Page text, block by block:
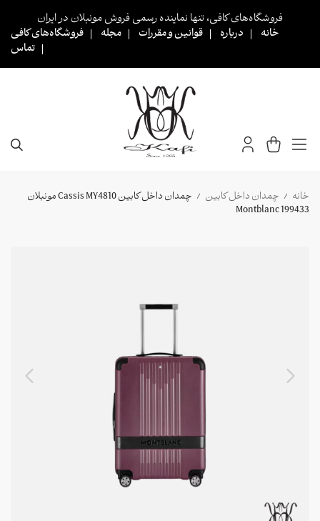
فروشگاه‌های کافی، تنها نماینده رسمی فروش مونبلان در ایران
خانه
درباره قوانین و مقررات مجله
فروشگاه‌های کافی
تماس
خانه / چمدان داخل کابین /
چمدان داخل کابین Cassis MY4810 مونبلان
199433 Montblanc